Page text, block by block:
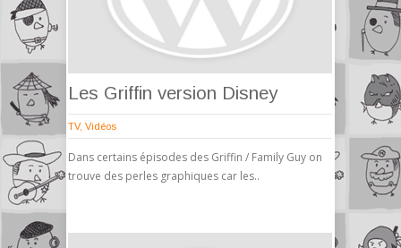
Les Griffin version Disney
TV, Vidéos
Dans certains épisodes des Griffin / Family Guy on
trouve des perles graphiques car les..